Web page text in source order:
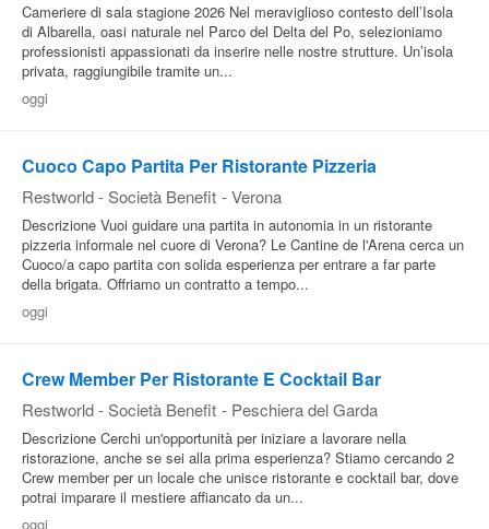
Cameriere di sala stagione 2026 Nel meraviglioso contesto dell’Isola
di Albarella, oasi naturale nel Parco del Delta del Po, selezioniamo
professionisti appassionati da inserire nelle nostre strutture. Un’isola
privata, raggiungibile tramite un...
oggi
Cuoco Capo Partita Per Ristorante Pizzeria
Restworld - Società Benefit - Verona
Descrizione Vuoi guidare una partita in autonomia in un ristorante
pizzeria informale nel cuore di Verona? Le Cantine de l'Arena cerca un
Cuoco/a capo partita con solida esperienza per entrare a far parte
della brigata. Offriamo un contratto a tempo...
oggi
Crew Member Per Ristorante E Cocktail Bar
Restworld - Società Benefit - Peschiera del Garda
Descrizione Cerchi un'opportunità per iniziare a lavorare nella
ristorazione, anche se sei alla prima esperienza? Stiamo cercando 2
Crew member per un locale che unisce ristorante e cocktail bar, dove
potrai imparare il mestiere affiancato da un...
oggi